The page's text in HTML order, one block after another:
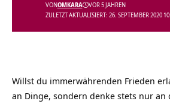
ZULETZT AKTUALISIERT: 26. SEPTEMBER 2020
VONOMKARA VOR 5 JAHREN
Willst du immerwährenden Frieden
an Dinge, sondern denke stets nur an